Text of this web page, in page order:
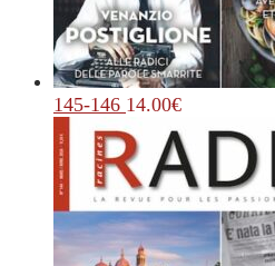
145-146 14.00€